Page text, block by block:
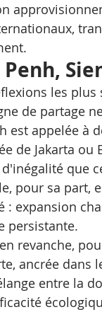
les
de partage
est appelée à
de Jakarta
que
pour sa part,
: expansion
persistante.
revanche,
ancrée
entre la